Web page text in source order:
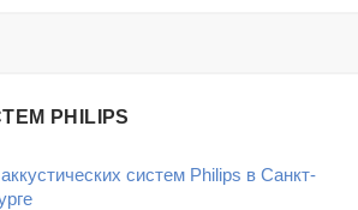
PHILIPS
систем Philips в Санкт-